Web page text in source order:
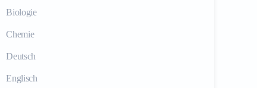
Biologie
Chemie
Deutsch
Englisch